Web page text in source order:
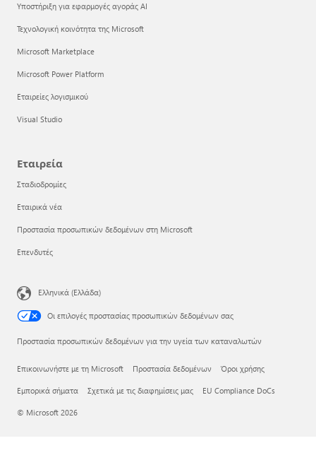
Υποστήριξη για εφαρμογές αγοράς AI
Τεχνολογική κοινότητα της Microsoft
Microsoft Marketplace
Microsoft Power Platform
Εταιρείες λογισμικού
Visual Studio
Εταιρεία
Σταδιοδρομίες
Εταιρικά νέα
Προστασία προσωπικών δεδομένων στη Microsoft
Επενδυτές
Ελληνικά (Ελλάδα)
Οι επιλογές προστασίας προσωπικών δεδομένων σας
Προστασία προσωπικών δεδομένων για την υγεία των καταναλωτών
Επικοινωνήστε με τη Microsoft Προστασία δεδομένων Όροι χρήσης
Εμπορικά σήματα Σχετικά με τις διαφημίσεις μας EU Compliance DoCs
© Microsoft 2026